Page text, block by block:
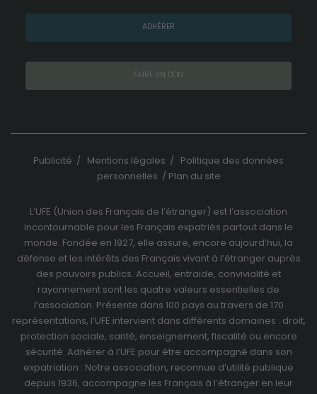
ADHÉRER
FAIRE UN DON
Publicité / Mentions légales / Politique des données
personnelles / Plan du site
L’UFE (Union des Français de l’étranger) est l’association
incontournable pour les Français expatriés partout dans le
monde. Fondée en 1927, elle assure, encore aujourd’hui, la
défense et les intérêts des Français vivant à l’étranger auprès
des pouvoirs publics. Accueil, entraide, convivialité et
rayonnement sont les quatre valeurs essentielles de
l’association. Présente dans 100 pays au travers de 170
représentations, l’UFE intervient dans différents domaines : droit,
protection sociale, santé, enseignement, fiscalité ou encore
sécurité. Adhérer à l’UFE pour être accompagné dans son
expatriation : Notre association, reconnue d’utilité publique
depuis 1936, accompagne les Français à l’étranger en leur
pour rendre
le site le plus
performant
visite.
Marketing
à ces cookies,
augmentez
vos chances
de voir du
contenu et
des offres
personnalisés.